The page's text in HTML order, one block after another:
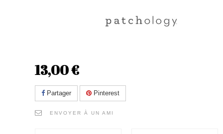
13,00 €
Partager Pinterest
ENVOYER À UN AMI